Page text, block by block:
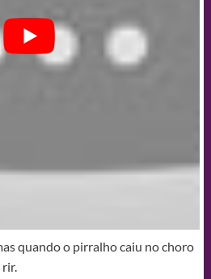
quando o pirralho caiu no choro